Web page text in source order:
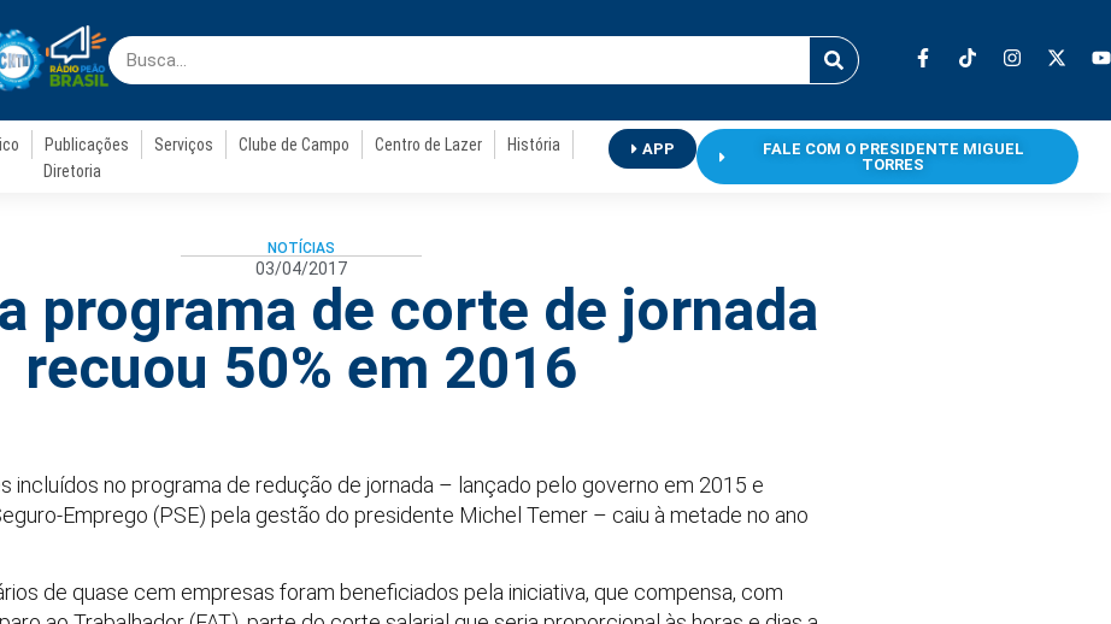
Publicações Serviços Clube de Campo Centro de Lazer
História
Diretoria
APP
FALE COM O PRESIDENTE MIGUEL
TORRES
NOTÍCIAS
03/04/2017
programa de corte de jornada
recuou 50% em 2016
incluídos no programa de redução de jornada – lançado pelo governo em 2015 e
Emprego (PSE) pela gestão do presidente Michel Temer – caiu à metade no ano
de quase cem empresas foram beneficiados pela iniciativa, que compensa, com